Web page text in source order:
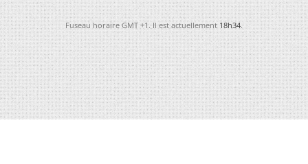
Fuseau horaire GMT +1. Il est actuellement18h34.